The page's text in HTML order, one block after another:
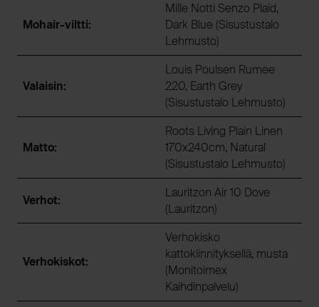
Mohair-viltti:
Mille Notti Senzo Plaid,
Dark Blue (Sisustustalo
Lehmusto)
Valaisin:
Louis Poulsen Rumee
220, Earth Grey
(Sisustustalo Lehmusto)
Matto:
Roots Living Plain Linen
170x240cm, Natural
(Sisustustalo Lehmusto)
Verhot:
Lauritzon Air 10 Dove
(Lauritzon)
Verhokiskot:
Verhokisko
kattokiinnityksellä, musta
(Monitoimex
Kaihdinpalvelu)